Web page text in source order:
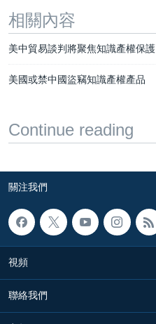
相關內容
美中貿易談判將聚焦知識產權保護
美國或禁中國盜竊知識產權產品
Continue reading
關注我們
視頻
聯絡我們